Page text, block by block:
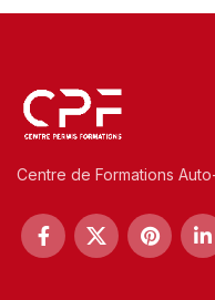
Centre de Formations